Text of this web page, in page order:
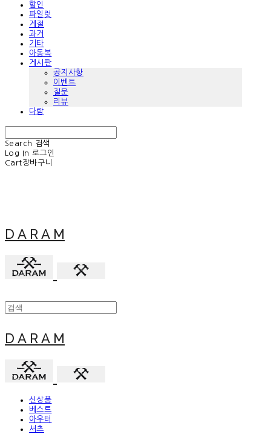
할인
파일럿
계절
과거
기타
아동복
게시판
공지사항
이벤트
질문
리뷰
다람
Search
검색
Log In 로그인
Cart장바구니
D A R A M
D A R A M
신상품
베스트
아우터
셔츠